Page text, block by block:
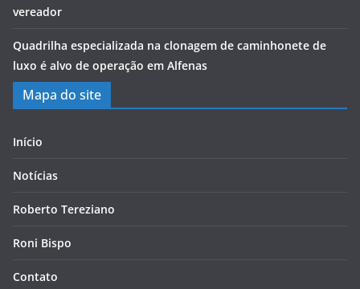
vereador
Quadrilha especializada na clonagem de caminhonete de
luxo é alvo de operação em Alfenas
Mapa do site
Início
Notícias
Roberto Tereziano
Roni Bispo
Contato